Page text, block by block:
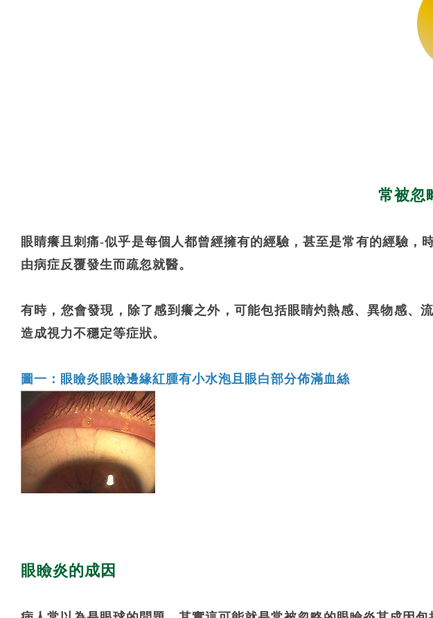
常被忽
眼睛癢且刺痛-似乎是每個人都曾經擁有的經驗，甚至是常有的經驗
由病症反覆發生而疏忽就醫。
有時，您會發現，除了感到癢之外，可能包括眼睛灼熱感、異物感、
造成視力不穩定等症狀。
圖一：眼瞼炎眼瞼邊緣紅腫有小水泡且眼白部分佈滿血絲
眼瞼炎的成因